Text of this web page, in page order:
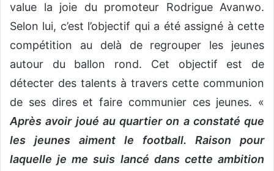
value la joie du promoteur Rodrigue Avanwo.
Selon lui, c’est l’objectif qui a été assigné à cette
compétition au delà de regrouper les jeunes
autour du ballon rond. Cet objectif est de
détecter des talents à travers cette communion
de ses dires et faire communier ces jeunes. «
Après avoir joué au quartier on a constaté que
les jeunes aiment le football. Raison pour
laquelle je me suis lancé dans cette ambition